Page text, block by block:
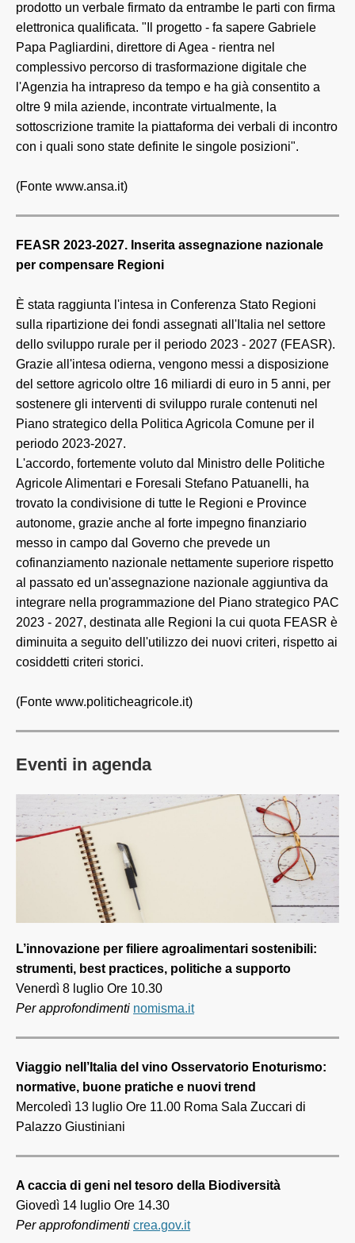
prodotto un verbale firmato da entrambe le parti con firma
elettronica qualificata. "Il progetto - fa sapere Gabriele
Papa Pagliardini, direttore di Agea - rientra nel
complessivo percorso di trasformazione digitale che
l'Agenzia ha intrapreso da tempo e ha già consentito a
oltre 9 mila aziende, incontrate virtualmente, la
sottoscrizione tramite la piattaforma dei verbali di incontro
con i quali sono state definite le singole posizioni".
(Fonte www.ansa.it)
FEASR 2023-2027. Inserita assegnazione nazionale
per compensare Regioni
È stata raggiunta l'intesa in Conferenza Stato Regioni
sulla ripartizione dei fondi assegnati all'Italia nel settore
dello sviluppo rurale per il periodo 2023 - 2027 (FEASR).
Grazie all'intesa odierna, vengono messi a disposizione
del settore agricolo oltre 16 miliardi di euro in 5 anni, per
sostenere gli interventi di sviluppo rurale contenuti nel
Piano strategico della Politica Agricola Comune per il
periodo 2023-2027.
L'accordo, fortemente voluto dal Ministro delle Politiche
Agricole Alimentari e Foresali Stefano Patuanelli, ha
trovato la condivisione di tutte le Regioni e Province
autonome, grazie anche al forte impegno finanziario
messo in campo dal Governo che prevede un
cofinanziamento nazionale nettamente superiore rispetto
al passato ed un'assegnazione nazionale aggiuntiva da
integrare nella programmazione del Piano strategico PAC
2023 - 2027, destinata alle Regioni la cui quota FEASR è
diminuita a seguito dell'utilizzo dei nuovi criteri, rispetto ai
cosiddetti criteri storici.
(Fonte www.politicheagricole.it)
Eventi in agenda
L’innovazione per filiere agroalimentari sostenibili:
strumenti, best practices, politiche a supporto
Venerdì 8 luglio Ore 10.30
Per approfondimenti nomisma.it
Viaggio nell’Italia del vino Osservatorio Enoturismo:
normative, buone pratiche e nuovi trend
Mercoledì 13 luglio Ore 11.00 Roma Sala Zuccari di
Palazzo Giustiniani
A caccia di geni nel tesoro della Biodiversità
Giovedì 14 luglio Ore 14.30
Per approfondimenti crea.gov.it